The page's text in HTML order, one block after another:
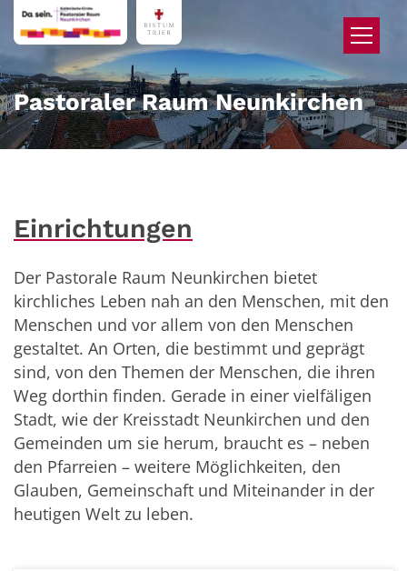
Zum Inhalt springen
Pastoraler Raum Neunkirchen
Einrichtungen
Der Pastorale Raum Neunkirchen bietet
kirchliches Leben nah an den Menschen, mit den
Menschen und vor allem von den Menschen
gestaltet. An Orten, die bestimmt und geprägt
sind, von den Themen der Menschen, die ihren
Weg dorthin finden. Gerade in einer vielfäligen
Stadt, wie der Kreisstadt Neunkirchen und den
Gemeinden um sie herum, braucht es – neben
den Pfarreien – weitere Möglichkeiten, den
Glauben, Gemeinschaft und Miteinander in der
heutigen Welt zu leben.